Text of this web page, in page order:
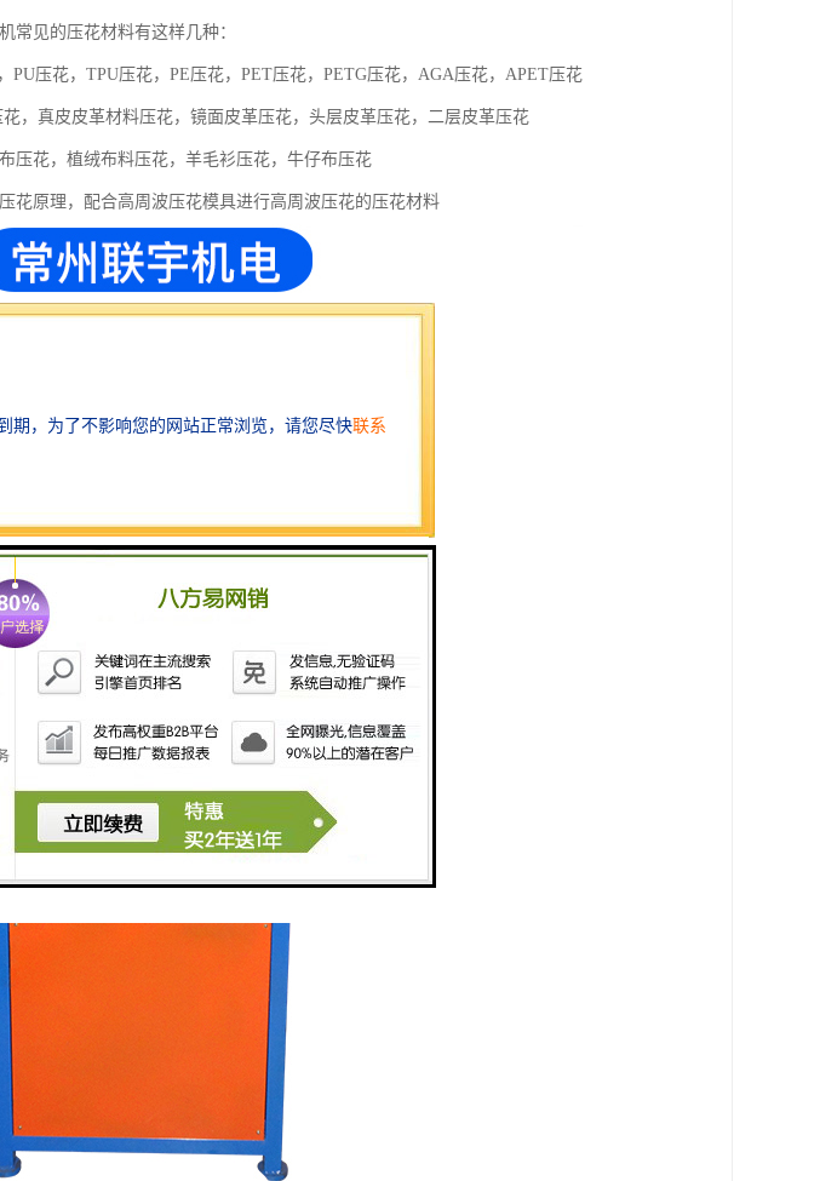
常见的压花材料有这样几种：
PU压花，TPU压花，PE压花，PET压花，PETG压花，AGA压花，APET压花
，真皮皮革材料压花，镜面皮革压花，头层皮革压花，二层皮革压花
压花，植绒布料压花，羊毛衫压花，牛仔布压花
花原理，配合高周波压花模具进行高周波压花的压花材料